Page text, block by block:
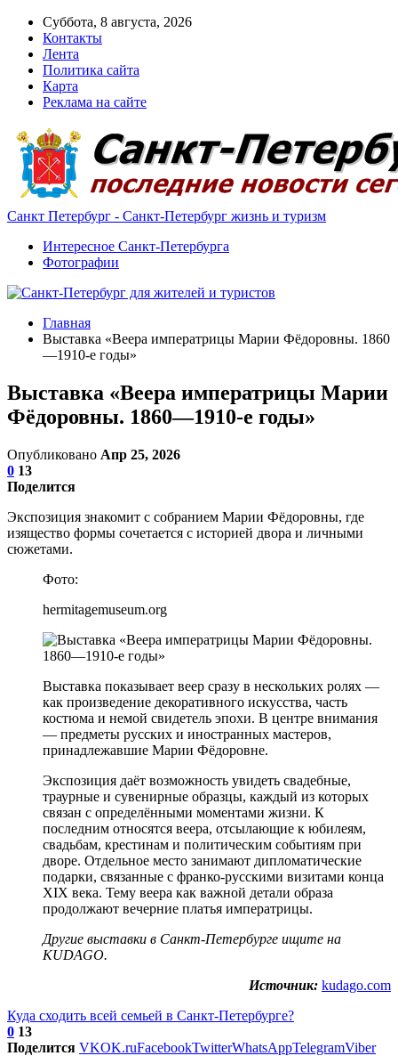
Суббота, 8 августа, 2026
Контакты
Лента
Политика сайта
Карта
Реклама на сайте
Санкт Петербург - Санкт-Петербург жизнь и туризм
Интересное Санкт-Петербурга
Фотографии
Главная
Выставка «Веера императрицы Марии Фёдоровны. 1860
—1910-е годы»
Выставка «Веера императрицы Марии
Фёдоровны. 1860—1910-е годы»
Опубликовано Апр 25, 2026
0 13
Поделится
Экспозиция знакомит с собранием Марии Фёдоровны, где
изящество формы сочетается с историей двора и личными
сюжетами.
Фото:
hermitagemuseum.org
Выставка показывает веер сразу в нескольких ролях —
как произведение декоративного искусства, часть
костюма и немой свидетель эпохи. В центре внимания
— предметы русских и иностранных мастеров,
принадлежавшие Марии Фёдоровне.
Экспозиция даёт возможность увидеть свадебные,
траурные и сувенирные образцы, каждый из которых
связан с определёнными моментами жизни. К
последним относятся веера, отсылающие к юбилеям,
свадьбам, крестинам и политическим событиям при
дворе. Отдельное место занимают дипломатические
подарки, связанные с франко-русскими визитами конца
XIX века. Тему веера как важной детали образа
продолжают вечерние платья императрицы.
Другие выставки в Санкт-Петербурге ищите на
KUDAGO.
Источник: kudago.com
Куда сходить всей семьей в Санкт-Петербурге?
0 13
Поделится VKOK.ruFacebookTwitterWhatsAppTelegramViber